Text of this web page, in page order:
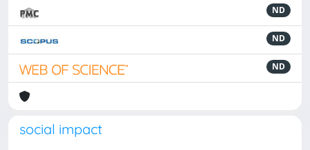
ND
ND
ND
social impact